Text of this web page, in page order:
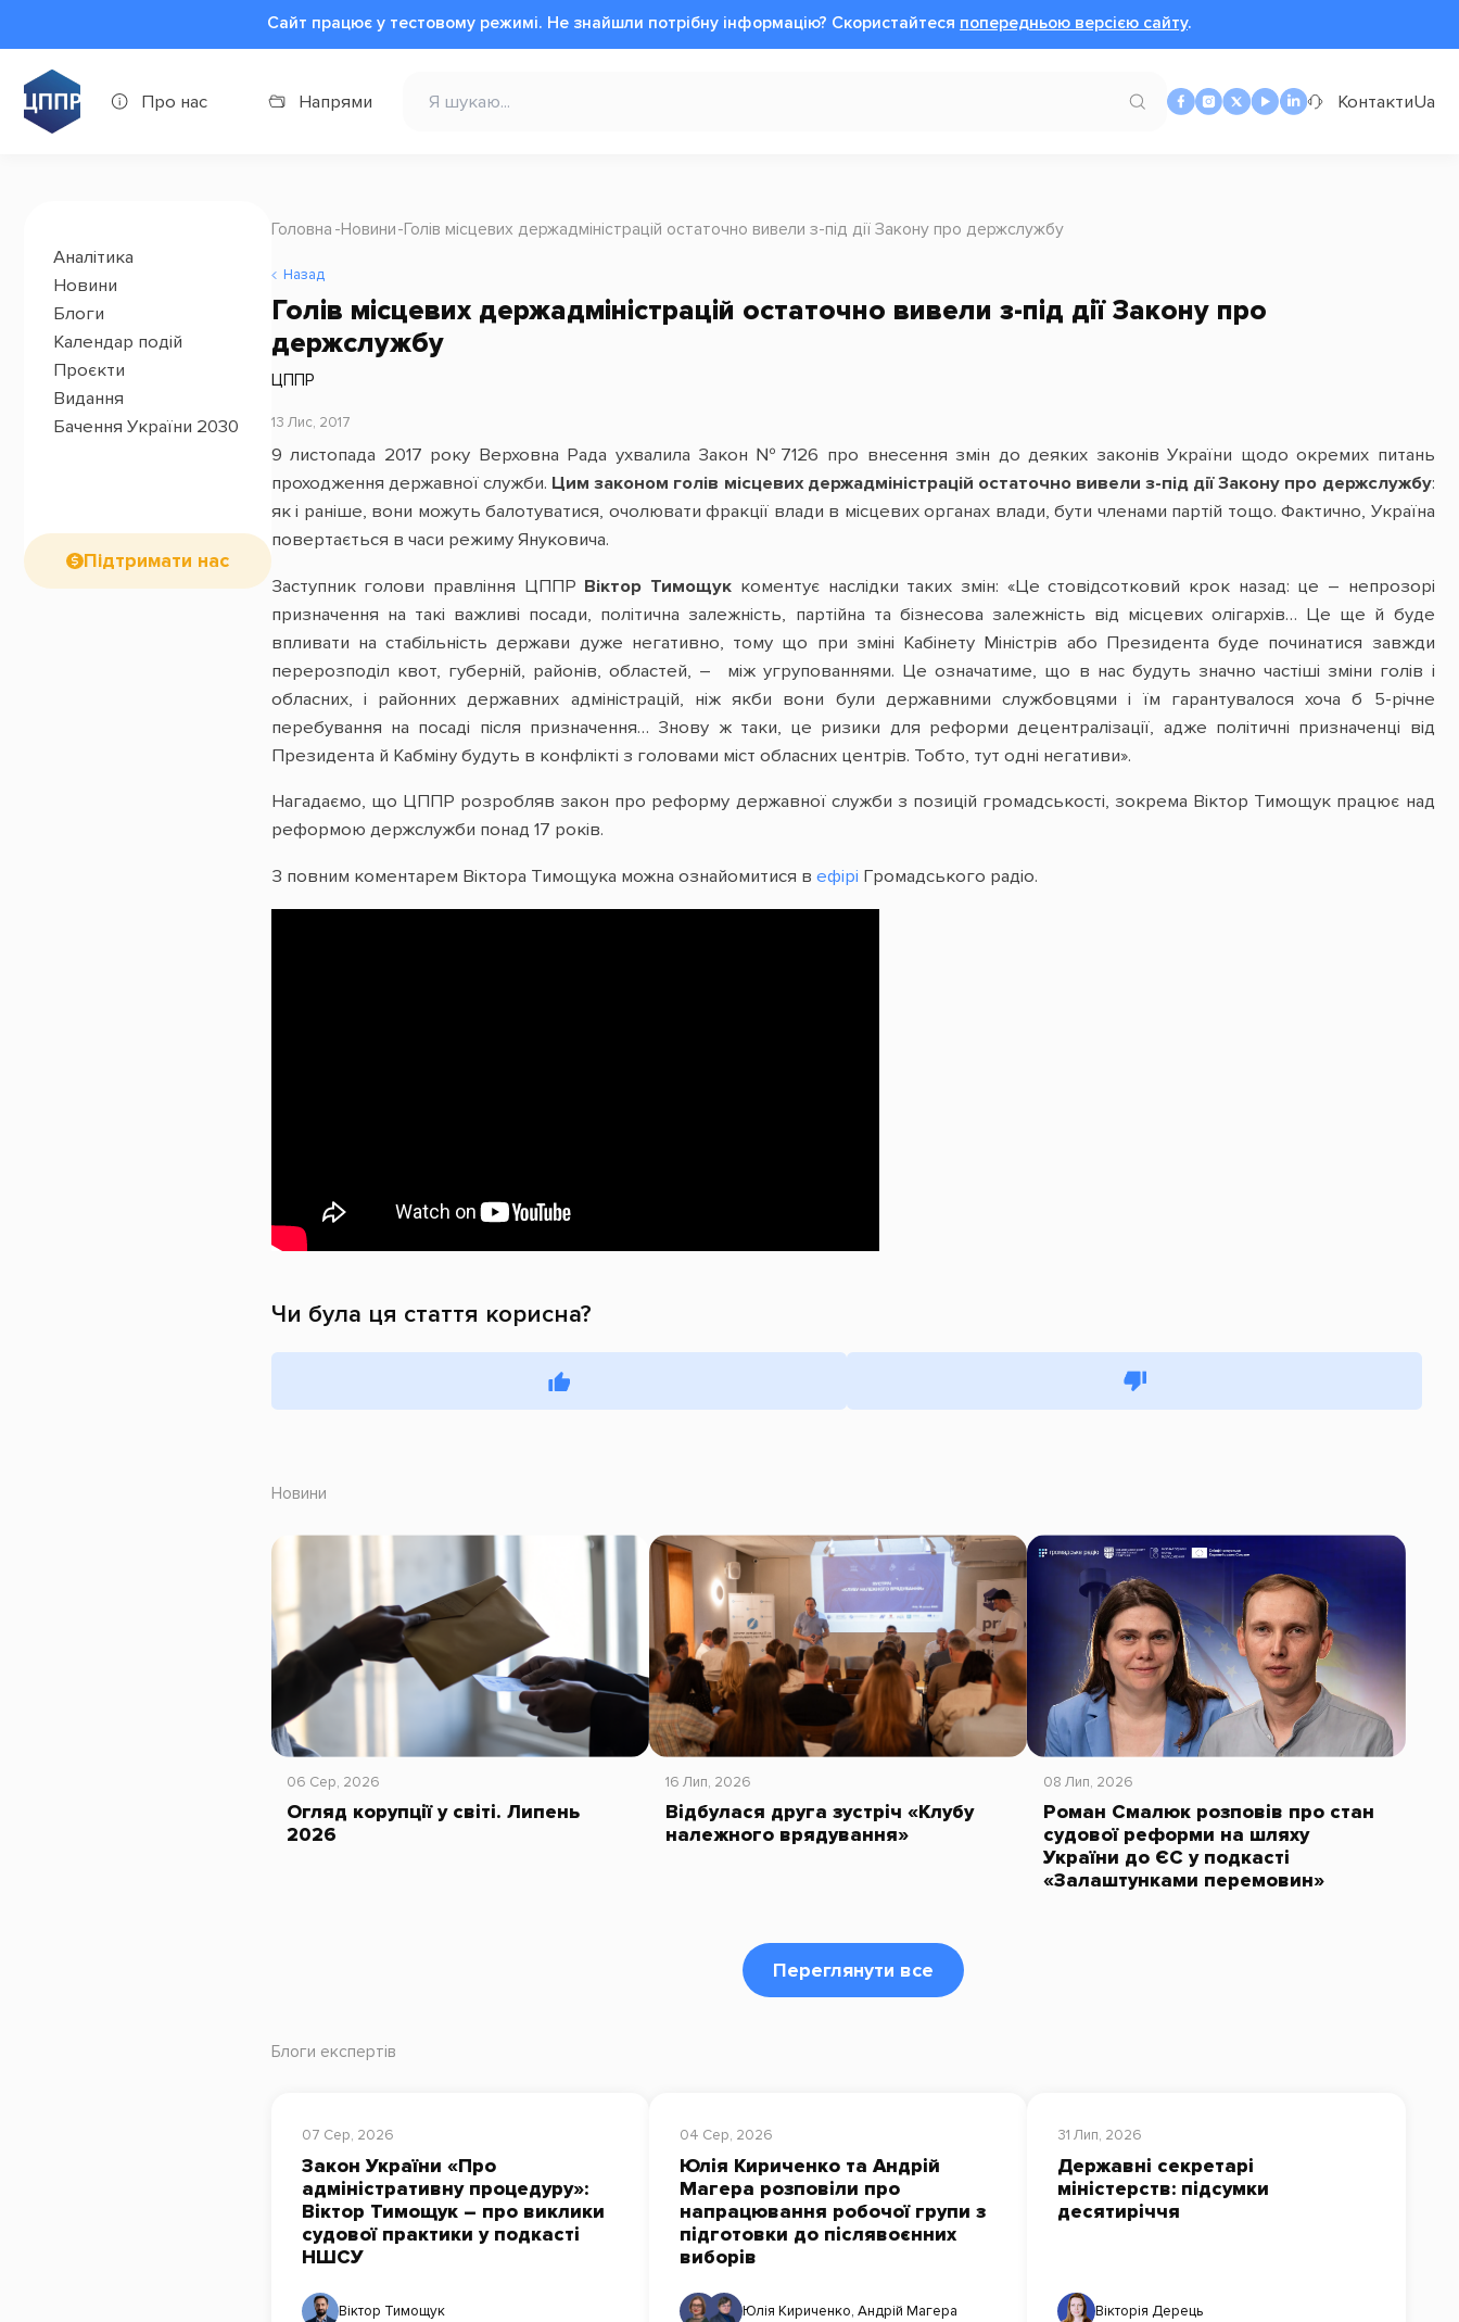
Сайт працює у тестовому режимі. Не знайшли потрібну інформацію? Cкористайтеся попередньою версією сайту.
Про нас Напрями КонтактиUa
Аналітика
Новини
Блоги
Календар подій
Проєкти
Видання
Бачення України 2030
Підтримати нас
Головна Новини Голів місцевих держадміністрацій остаточно вивели з-під дії Закону про держслужбу
Назад
Голів місцевих держадміністрацій остаточно вивели з-під дії Закону про
держслужбу
ЦППР
13 Лис, 2017
9 листопада 2017 року Верховна Рада ухвалила Закон №7126 про внесення змін до деяких законів України щодо окремих питань
проходження державної служби. Цим законом голів місцевих держадміністрацій остаточно вивели з-під дії Закону про держслужбу:
як і раніше, вони можуть балотуватися, очолювати фракції влади в місцевих органах влади, бути членами партій тощо. Фактично, Україна
повертається в часи режиму Януковича.
Заступник голови правління ЦППР Віктор Тимощук коментує наслідки таких змін: «Це стовідсотковий крок назад: це – непрозорі
призначення на такі важливі посади, політична залежність, партійна та бізнесова залежність від місцевих олігархів… Це ще й буде
впливати на стабільність держави дуже негативно, тому що при зміні Кабінету Міністрів або Президента буде починатися завжди
перерозподіл квот, губерній, районів, областей, – між угрупованнями. Це означатиме, що в нас будуть значно частіші зміни голів і
обласних, і районних державних адміністрацій, ніж якби вони були державними службовцями і їм гарантувалося хоча б 5-річне
перебування на посаді після призначення… Знову ж таки, це ризики для реформи децентралізації, адже політичні призначенці від
Президента й Кабміну будуть в конфлікті з головами міст обласних центрів. Тобто, тут одні негативи».
Нагадаємо, що ЦППР розробляв закон про реформу державної служби з позицій громадськості, зокрема Віктор Тимощук працює над
реформою держслужби понад 17 років.
З повним коментарем Віктора Тимощука можна ознайомитися в ефірі Громадського радіо.
Чи була ця стаття корисна?
Новини
06 Сер, 2026
Огляд корупції у світі. Липень
2026
16 Лип, 2026
Відбулася друга зустріч «Клубу
належного врядування»
08 Лип, 2026
Роман Смалюк розповів про стан
судової реформи на шляху
України до ЄС у подкасті
«Залаштунками перемовин»
Переглянути все
Блоги експертів
07 Сер, 2026
Закон України «Про
адміністративну процедуру»:
Віктор Тимощук – про виклики
судової практики у подкасті
НШСУ
Віктор Тимощук
04 Сер, 2026
Юлія Кириченко та Андрій
Магера розповіли про
напрацювання робочої групи з
підготовки до післявоєнних
виборів
Юлія Кириченко,Андрій Магера
31 Лип, 2026
Державні секретарі
міністерств: підсумки
десятиріччя
Вікторія Дерець